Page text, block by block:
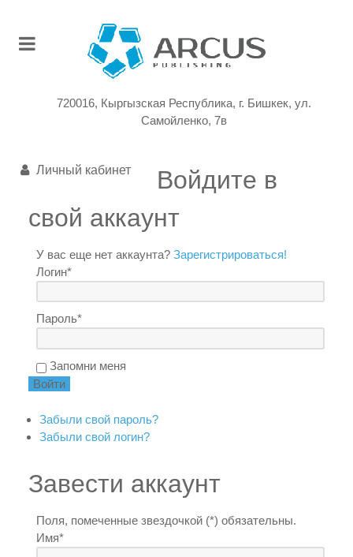
720016, Кыргызская Республика, г. Бишкек, ул.
Самойленко, 7в
Личный кабинет
Войдите в
свой аккаунт
У вас еще нет аккаунта?Зарегистрироваться!
Логин*
Пароль*
Запомни меня
Забыли свой пароль?
Забыли свой логин?
Завести аккаунт
Поля, помеченные звездочкой (*) обязательны.
Имя*